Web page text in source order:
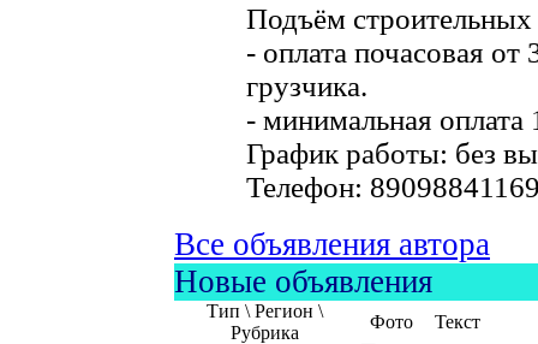
Подъём
- оплата почасовая от
грузчика.
- минимальная оплата
График работы: без
Телефон:
Все объявления автора
Новые объявления
Тип \ Регион \
Рубрика
Фото Текст